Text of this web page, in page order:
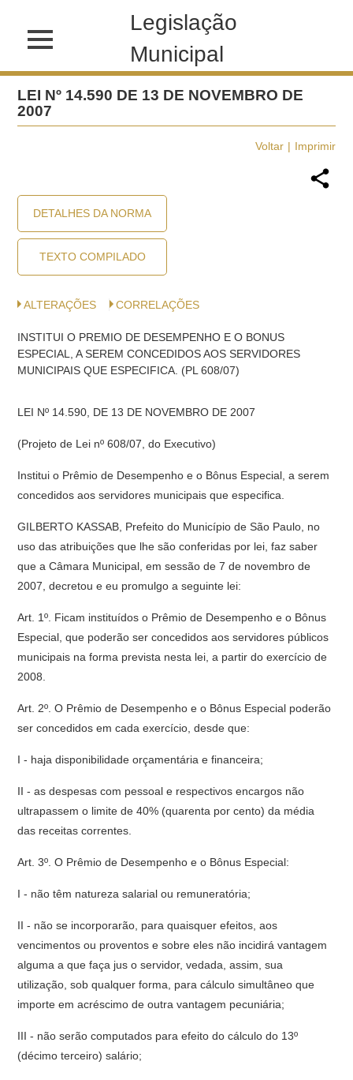
Legislação
Municipal
LEI Nº 14.590 DE 13 DE NOVEMBRO DE
2007
Voltar Imprimir
DETALHES DA NORMA
TEXTO COMPILADO
ALTERAÇÕES CORRELAÇÕES
INSTITUI O PREMIO DE DESEMPENHO E O BONUS
ESPECIAL, A SEREM CONCEDIDOS AOS SERVIDORES
MUNICIPAIS QUE ESPECIFICA. (PL 608/07)
LEI Nº 14.590, DE 13 DE NOVEMBRO DE 2007
(Projeto de Lei nº 608/07, do Executivo)
Institui o Prêmio de Desempenho e o Bônus Especial, a serem
concedidos aos servidores municipais que especifica.
GILBERTO KASSAB, Prefeito do Município de São Paulo, no
uso das atribuições que lhe são conferidas por lei, faz saber
que a Câmara Municipal, em sessão de 7 de novembro de
2007, decretou e eu promulgo a seguinte lei:
Art. 1º. Ficam instituídos o Prêmio de Desempenho e o Bônus
Especial, que poderão ser concedidos aos servidores públicos
municipais na forma prevista nesta lei, a partir do exercício de
2008.
Art. 2º. O Prêmio de Desempenho e o Bônus Especial poderão
ser concedidos em cada exercício, desde que:
I - haja disponibilidade orçamentária e financeira;
II - as despesas com pessoal e respectivos encargos não
ultrapassem o limite de 40% (quarenta por cento) da média
das receitas correntes.
Art. 3º. O Prêmio de Desempenho e o Bônus Especial:
I - não têm natureza salarial ou remuneratória;
II - não se incorporarão, para quaisquer efeitos, aos
vencimentos ou proventos e sobre eles não incidirá vantagem
alguma a que faça jus o servidor, vedada, assim, sua
utilização, sob qualquer forma, para cálculo simultâneo que
importe em acréscimo de outra vantagem pecuniária;
III - não serão computados para efeito do cálculo do 13º
(décimo terceiro) salário;